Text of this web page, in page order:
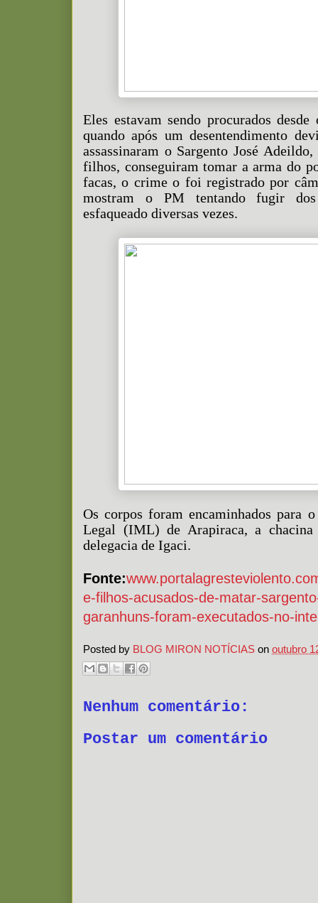
Eles estavam sendo procurados
quando após um desentendimento
assassinaram o Sargento José
filhos, conseguiram tomar a arma do
facas, o crime o foi registrado por
mostram o PM tentando fugir dos
esfaqueado diversas vezes.
Os corpos foram encaminhados para
Legal (IML) de Arapiraca, a chacina
delegacia de Igaci.
Fonte:
e-filhos-acusados-de-matar-
garanhuns-foram-executados-no-
Posted by BLOG MIRON NOTÍCIAS on outubro
Nenhum comentário:
Postar um comentário